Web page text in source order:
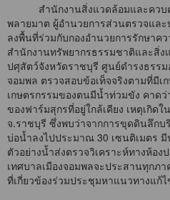
สำนักงานสิ่งแวดล้อมและควบคุ
พลายมาต ผู้อำนวยการส่วนตรวจแล
ลงพื้นที่ร่วมกับกองอำนวยการรักษาค
สำนักงานทรัพยากรธรรมชาติและสิ่
ปศุสัตว์จังหวัดราชบุรี ศูนย์ดำรงธรรม
จอมพล ตรวจสอบข้อเท็จจริงตามที่มีเ
เกษตรกรรมของตนมีน้ำท่วมขัง คาด
ของฟาร์มสุกรที่อยู่ใกล้เคียง เหตุเกิด
จ.ราชบุรี ซึ่งพบว่าจากการขุดดินลึก
บ่อน้ำลงไปประมาณ 30 เซนติเมตร
ตัวอย่างน้ำส่งตรวจวิเคราะห์ทางห้อ
เทศบาลเมืองจอมพลจะประสานทุกภ
ที่เกี่ยวข้องร่วมประชุมหาแนวทางแก้